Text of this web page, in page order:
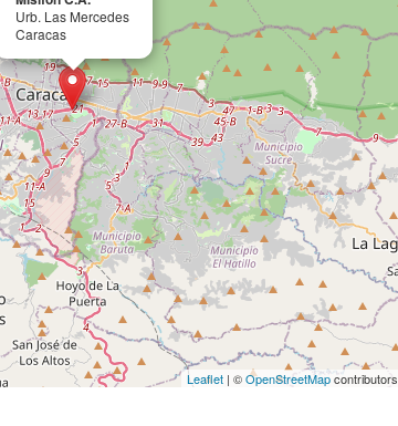
Urb. Las Mercedes
Caracas
Leaflet | ©OpenStreetMapcontributors